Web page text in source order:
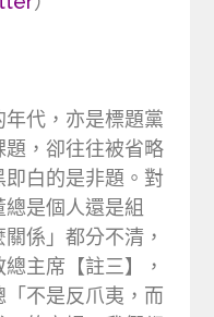
代，亦是標題黨
，卻往往被省略
白的是非題。對
是個人還是組
係」都分不清，
主席【註三】，
不是反爪夷，而